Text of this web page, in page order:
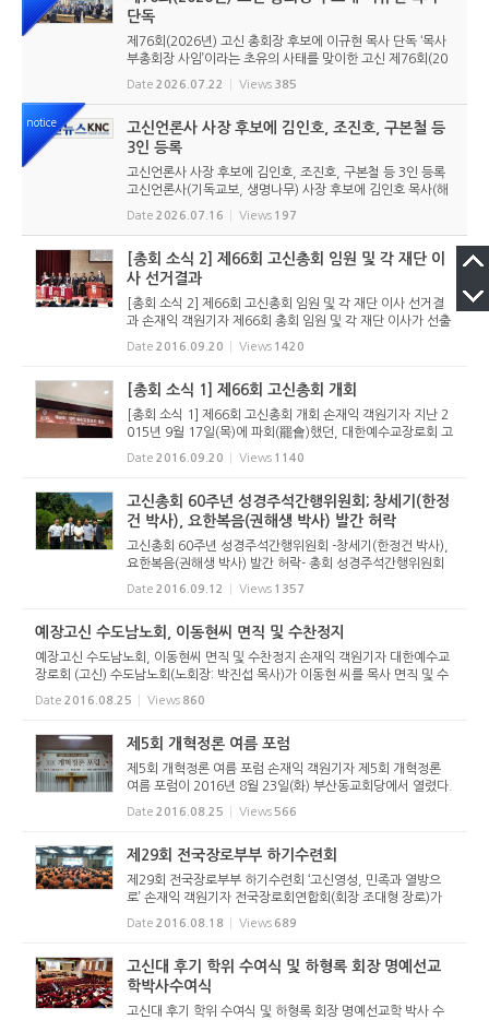
단독
제76회(2026년) 고신 총회장 후보에 이규현 목사 단독 ‘목사
부총회장 사임’이라는 초유의 사태를 맞이한 고신 제76회(20
26년) 총회장 후보에 이규현 목사(인천노회) 단독으로 입후보
했다. 6월 9일 경남마산노회의 추천을 받아 입후보했던 강영
Date 2026.07.22 Views 385
notice
고신언론사 사장 후보에 김인호, 조진호, 구본철 등
3인 등록
고신언론사 사장 후보에 김인호, 조진호, 구본철 등 3인 등록
고신언론사(기독교보, 생명나무) 사장 후보에 김인호 목사(해
오름교회), 조진호 장로(소망교회), 구본철 장로(남서울교회)
가 등록했다. 당초 김희종 목사(유호교회)도 거론되었으나 최
Date 2026.07.16 Views 197
[총회 소식 2] 제66회 고신총회 임원 및 각 재단 이
사 선거결과
[총회 소식 2] 제66회 고신총회 임원 및 각 재단 이사 선거결
과 손재익 객원기자 제66회 총회 임원 및 각 재단 이사가 선출
되었다. 총회 임원의 경우 모두 단수후보로 입후보하여, 선거
조례에 따라 총회장과 부총회장의 경우 투표하였고, 서기, 부
Date 2016.09.20 Views 1420
[총회 소식 1] 제66회 고신총회 개회
[총회 소식 1] 제66회 고신총회 개회 손재익 객원기자 지난 2
015년 9월 17일(목)에 파회(罷會)했던, 대한예수교장로회 고
신의 제66회 총회가 2016년 9월 20일(화) 오후 3시 고려신학
대학원 강당에서 개회했다. 올해를 101회로 계산하는 다른 장
Date 2016.09.20 Views 1140
고신총회 60주년 성경주석간행위원회; 창세기(한정
건 박사), 요한복음(권해생 박사) 발간 허락
고신총회 60주년 성경주석간행위원회 -창세기(한정건 박사),
요한복음(권해생 박사) 발간 허락- 총회 성경주석간행위원회
(위원장 정근두 목사, 이하 간행위) 회의가 지난 9월 1일(목),
울산에서 열렸다. 이날 간행위는 총무인 박영호 목사의 기도
Date 2016.09.12 Views 1357
예장고신 수도남노회, 이동현씨 면직 및 수찬정지
예장고신 수도남노회, 이동현씨 면직 및 수찬정지 손재익 객원기자 대한예수교
장로회 (고신) 수도남노회(노회장: 박진섭 목사)가 이동현 씨를 목사 면직 및 수
찬정지 하였다. 지난 뉴스앤조이를 통해 보도된 이후 한국교회뿐만 아니라 한국
사회 전체에 큰 충...
Date 2016.08.25 Views 860
제5회 개혁정론 여름 포럼
제5회 개혁정론 여름 포럼 손재익 객원기자 제5회 개혁정론
여름 포럼이 2016년 8월 23일(화) 부산동교회당에서 열렸다.
포럼에는 개최지인 부산뿐만 아니라 울산, 창원에서 50여명이
참석하여 성황을 이루었다. 총 3개의 강의로 진행된 이번 포럼
Date 2016.08.25 Views 566
제29회 전국장로부부 하기수련회
제29회 전국장로부부 하기수련회 ‘고신영성, 민족과 열방으
로’ 손재익 객원기자 전국장로회연합회(회장 조대형 장로)가
매년 여름에 개최하는 제29회 전국장로부부 하기수련회가 16
일(화)부터 18일(목)까지 2박 3일 간의 일정으로 The-K경주
Date 2016.08.18 Views 689
고신대 후기 학위 수여식 및 하형록 회장 명예선교
학박사수여식
고신대 후기 학위 수여식 및 하형록 회장 명예선교학 박사 수